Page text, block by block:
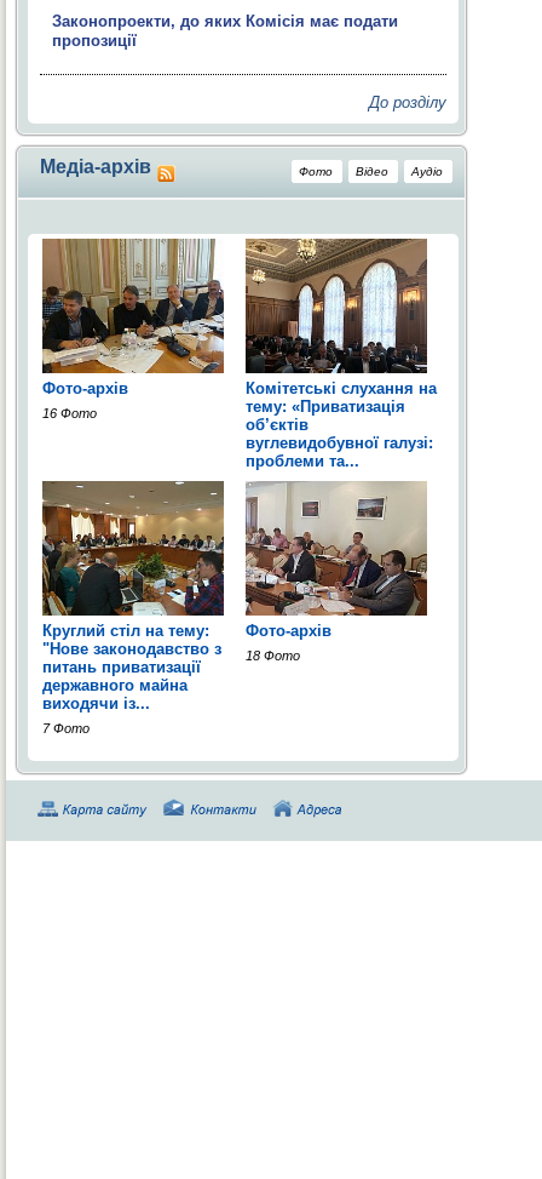
Законопроекти, до яких Комісія має подати
пропозиції
До розділу
Аудіо
Відео
Фото
Медіа-архів
Фото-архів
16 Фото
Комітетські слухання на
тему: «Приватизація
об’єктів
вуглевидобувної галузі:
проблеми та...
2 Фото
Круглий стіл на тему:
"Нове законодавство з
питань приватизації
державного майна
виходячи із...
7 Фото
Фото-архів
18 Фото